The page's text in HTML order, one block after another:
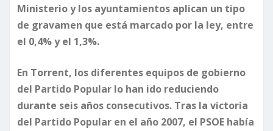
Ministerio y los ayuntamientos aplican un tipo
de gravamen que está marcado por la ley, entre
el 0,4% y el 1,3%.
En Torrent, los diferentes equipos de gobierno
del Partido Popular lo han ido reduciendo
durante seis años consecutivos. Tras la victoria
del Partido Popular en el año 2007, el PSOE había